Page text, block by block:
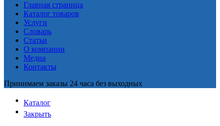
Главная страница
Каталог товаров
Услуги
Словарь
Статьи
О компании
Медиа
Контакты
Принимаем заказы 24 часа без выходных
Каталог
Закрыть